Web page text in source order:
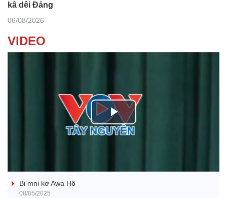
kâ dêi Đảng
06/08/2026
VIDEO
P
a
Bi mni kơ Awa Hô
08/05/2025